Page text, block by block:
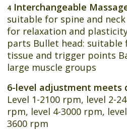
4Interchangeable
suitable for spine and
for relaxation and
parts Bullet head: suitable
tissue and trigger points
large muscle groups
6-level adjustment meets
Level 1-2100 rpm, level 2-
rpm, level 4-3000 rpm,
3600 rpm